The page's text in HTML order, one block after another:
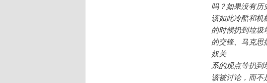
吗？如果没有历
该如此冷酷和机
的时候扔到垃圾
的交锋、马克思
奴关
系的观点等扔到
该被讨论，而不